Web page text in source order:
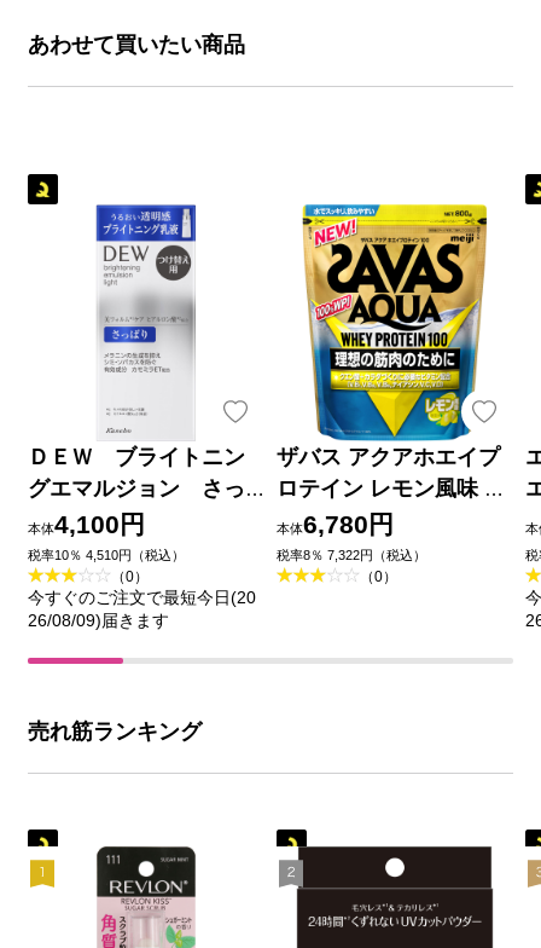
あわせて買いたい商品
ＤＥＷ ブライトニン
グエマルジョン さっ
ぱり （レフィル） １
００ｍｌ カネボウ化粧
品 (医薬部外品)
本体4,100円
税率10％ 4,510円（税込）
（0）
今すぐのご注文で最短今日(20
26/08/09)届きます
ザバス アクアホエイプ
ロテイン レモン風味 ８
００ｇ 明治（旧明治製
菓）
本体6,780円
税率8％ 7,322円（税込）
（0）
本
税
売れ筋ランキング